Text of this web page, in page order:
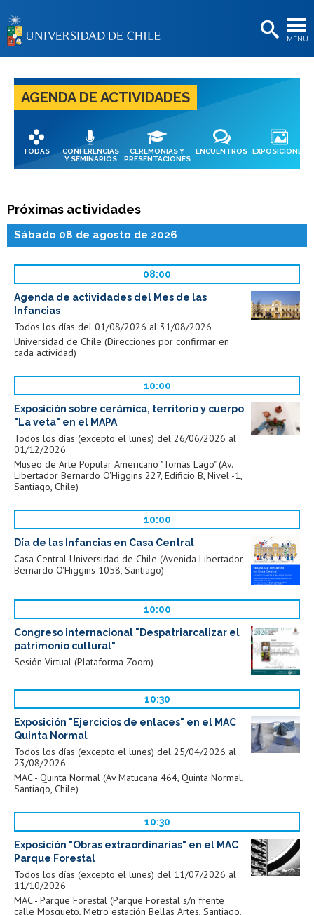
MENÚ
BIBLIOTECAS
Postulantes
Estudiantes
Académicas/os
Egresadas/os
AGENDA DE ACTIVIDADES
TODAS
CONFERENCIAS
Y SEMINARIOS
CEREMONIAS Y
PRESENTACIONES
ENCUENTROS EXPOSICIONES
Próximas actividades
Sábado 08 de agosto de 2026
08:00
Agenda de actividades del Mes de las
Infancias
Todos los días del 01/08/2026 al 31/08/2026
Universidad de Chile (Direcciones por confirmar en
cada actividad)
10:00
Exposición sobre cerámica, territorio y cuerpo
"La veta" en el MAPA
Todos los días (excepto el lunes) del 26/06/2026 al
01/12/2026
Museo de Arte Popular Americano "Tomás Lago" (Av.
Libertador Bernardo O'Higgins 227, Edificio B, Nivel -1,
Santiago, Chile)
10:00
Día de las Infancias en Casa Central
Casa Central Universidad de Chile (Avenida Libertador
Bernardo O'Higgins 1058, Santiago)
10:00
Congreso internacional "Despatriarcalizar el
patrimonio cultural"
Sesión Virtual (Plataforma Zoom)
10:30
Exposición "Ejercicios de enlaces" en el MAC
Quinta Normal
Todos los días (excepto el lunes) del 25/04/2026 al
23/08/2026
MAC - Quinta Normal (Av Matucana 464, Quinta Normal,
Santiago, Chile)
10:30
Exposición "Obras extraordinarias" en el MAC
Parque Forestal
Todos los días (excepto el lunes) del 11/07/2026 al
11/10/2026
MAC - Parque Forestal (Parque Forestal s/n frente
calle Mosqueto, Metro estación Bellas Artes, Santiago,